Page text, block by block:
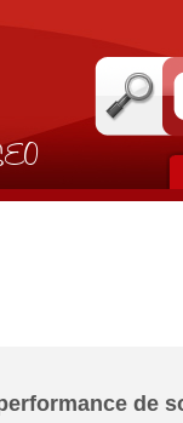
de